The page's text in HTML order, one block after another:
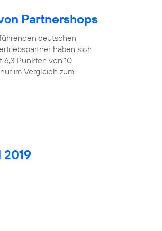
Partnershops
deutschen
haben sich
6,3 Punkten von 10
im Vergleich zum